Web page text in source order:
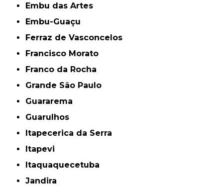
Embu das Artes
Embu-Guaçu
Ferraz de Vasconcelos
Francisco Morato
Franco da Rocha
Grande São Paulo
Guararema
Guarulhos
Itapecerica da Serra
Itapevi
Itaquaquecetuba
Jandira